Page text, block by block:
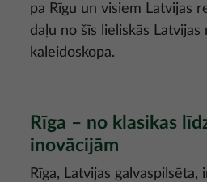
pa Rīgu un visiem Latvijas
daļu no šīs lieliskās Latvijas
kaleidoskopa.
Rīga – no klasikas
inovācijām
Rīga, Latvijas